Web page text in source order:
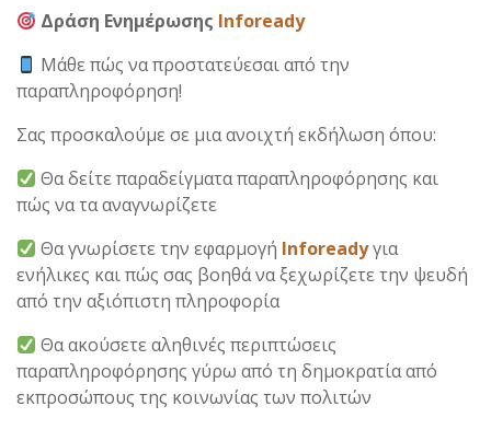
Δράση Ενημέρωσης Infoready
Μάθε πώς να προστατεύεσαι από την
παραπληροφόρηση!
Σας προσκαλούμε σε μια ανοιχτή εκδήλωση όπου:
Θα δείτε παραδείγματα παραπληροφόρησης και
πώς να τα αναγνωρίζετε
Θα γνωρίσετε την εφαρμογή Inforeadyγια
ενήλικες και πώς σας βοηθά να ξεχωρίζετε την ψευδή
από την αξιόπιστη πληροφορία
Θα ακούσετε αληθινές περιπτώσεις
παραπληροφόρησης γύρω από τη δημοκρατία από
εκπροσώπους της κοινωνίας των πολιτών